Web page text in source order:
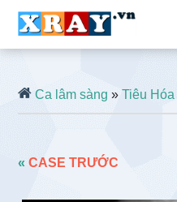
Ca lâm sàng »Tiêu Hóa
«CASE TRƯỚC